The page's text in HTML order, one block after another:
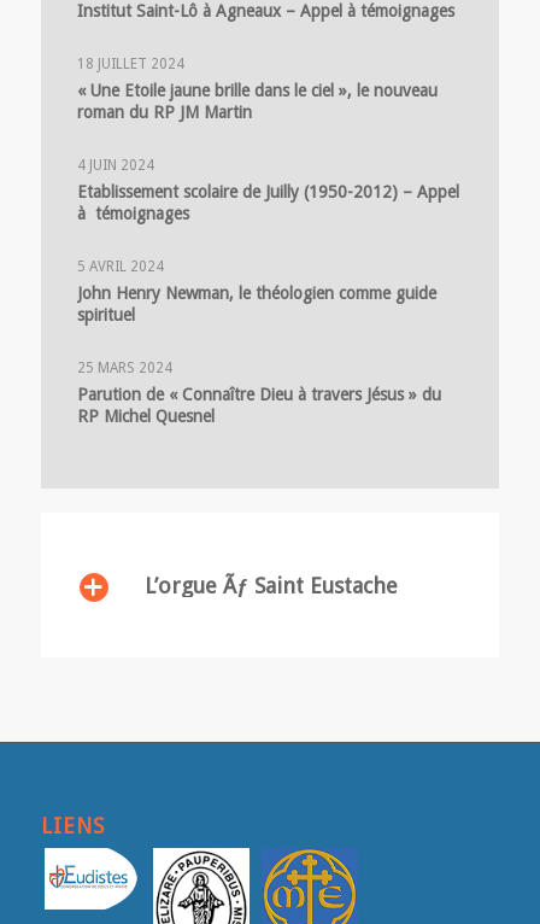
Institut Saint-Lô à Agneaux – Appel à témoignages
18 JUILLET 2024
« Une Etoile jaune brille dans le ciel », le nouveau
roman du RP JM Martin
4 JUIN 2024
Etablissement scolaire de Juilly (1950-2012) – Appel
à témoignages
5 AVRIL 2024
John Henry Newman, le théologien comme guide
spirituel
25 MARS 2024
Parution de « Connaître Dieu à travers Jésus » du
RP Michel Quesnel
L’orgue Ãƒ Saint Eustache
LIENS